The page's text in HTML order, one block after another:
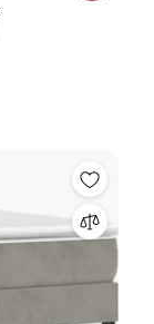
Catifea